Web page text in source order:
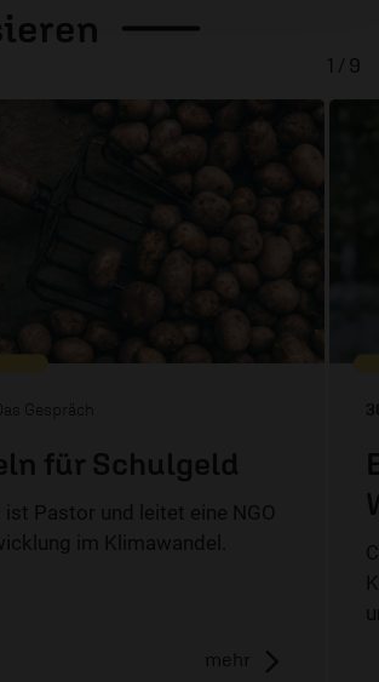
Gespräch
für Schulgeld
ist Pastor und leitet eine NGO
im Klimawandel.
mehr
1 / 9